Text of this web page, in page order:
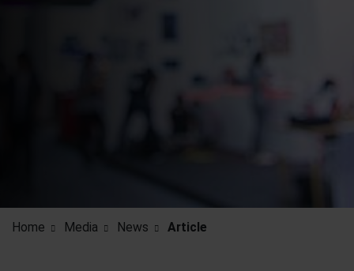
Home Media News Article